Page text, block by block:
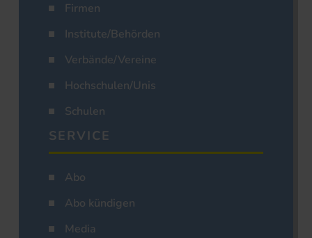
Firmen
Institute/Behörden
Verbände/Vereine
Hochschulen/Unis
Schulen
SERVICE
Abo
Abo kündigen
Media